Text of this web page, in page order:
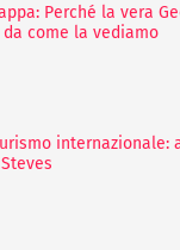
Perché la vera
come la vediamo
internazionale: